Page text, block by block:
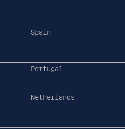
Spain
Portugal
Netherlands